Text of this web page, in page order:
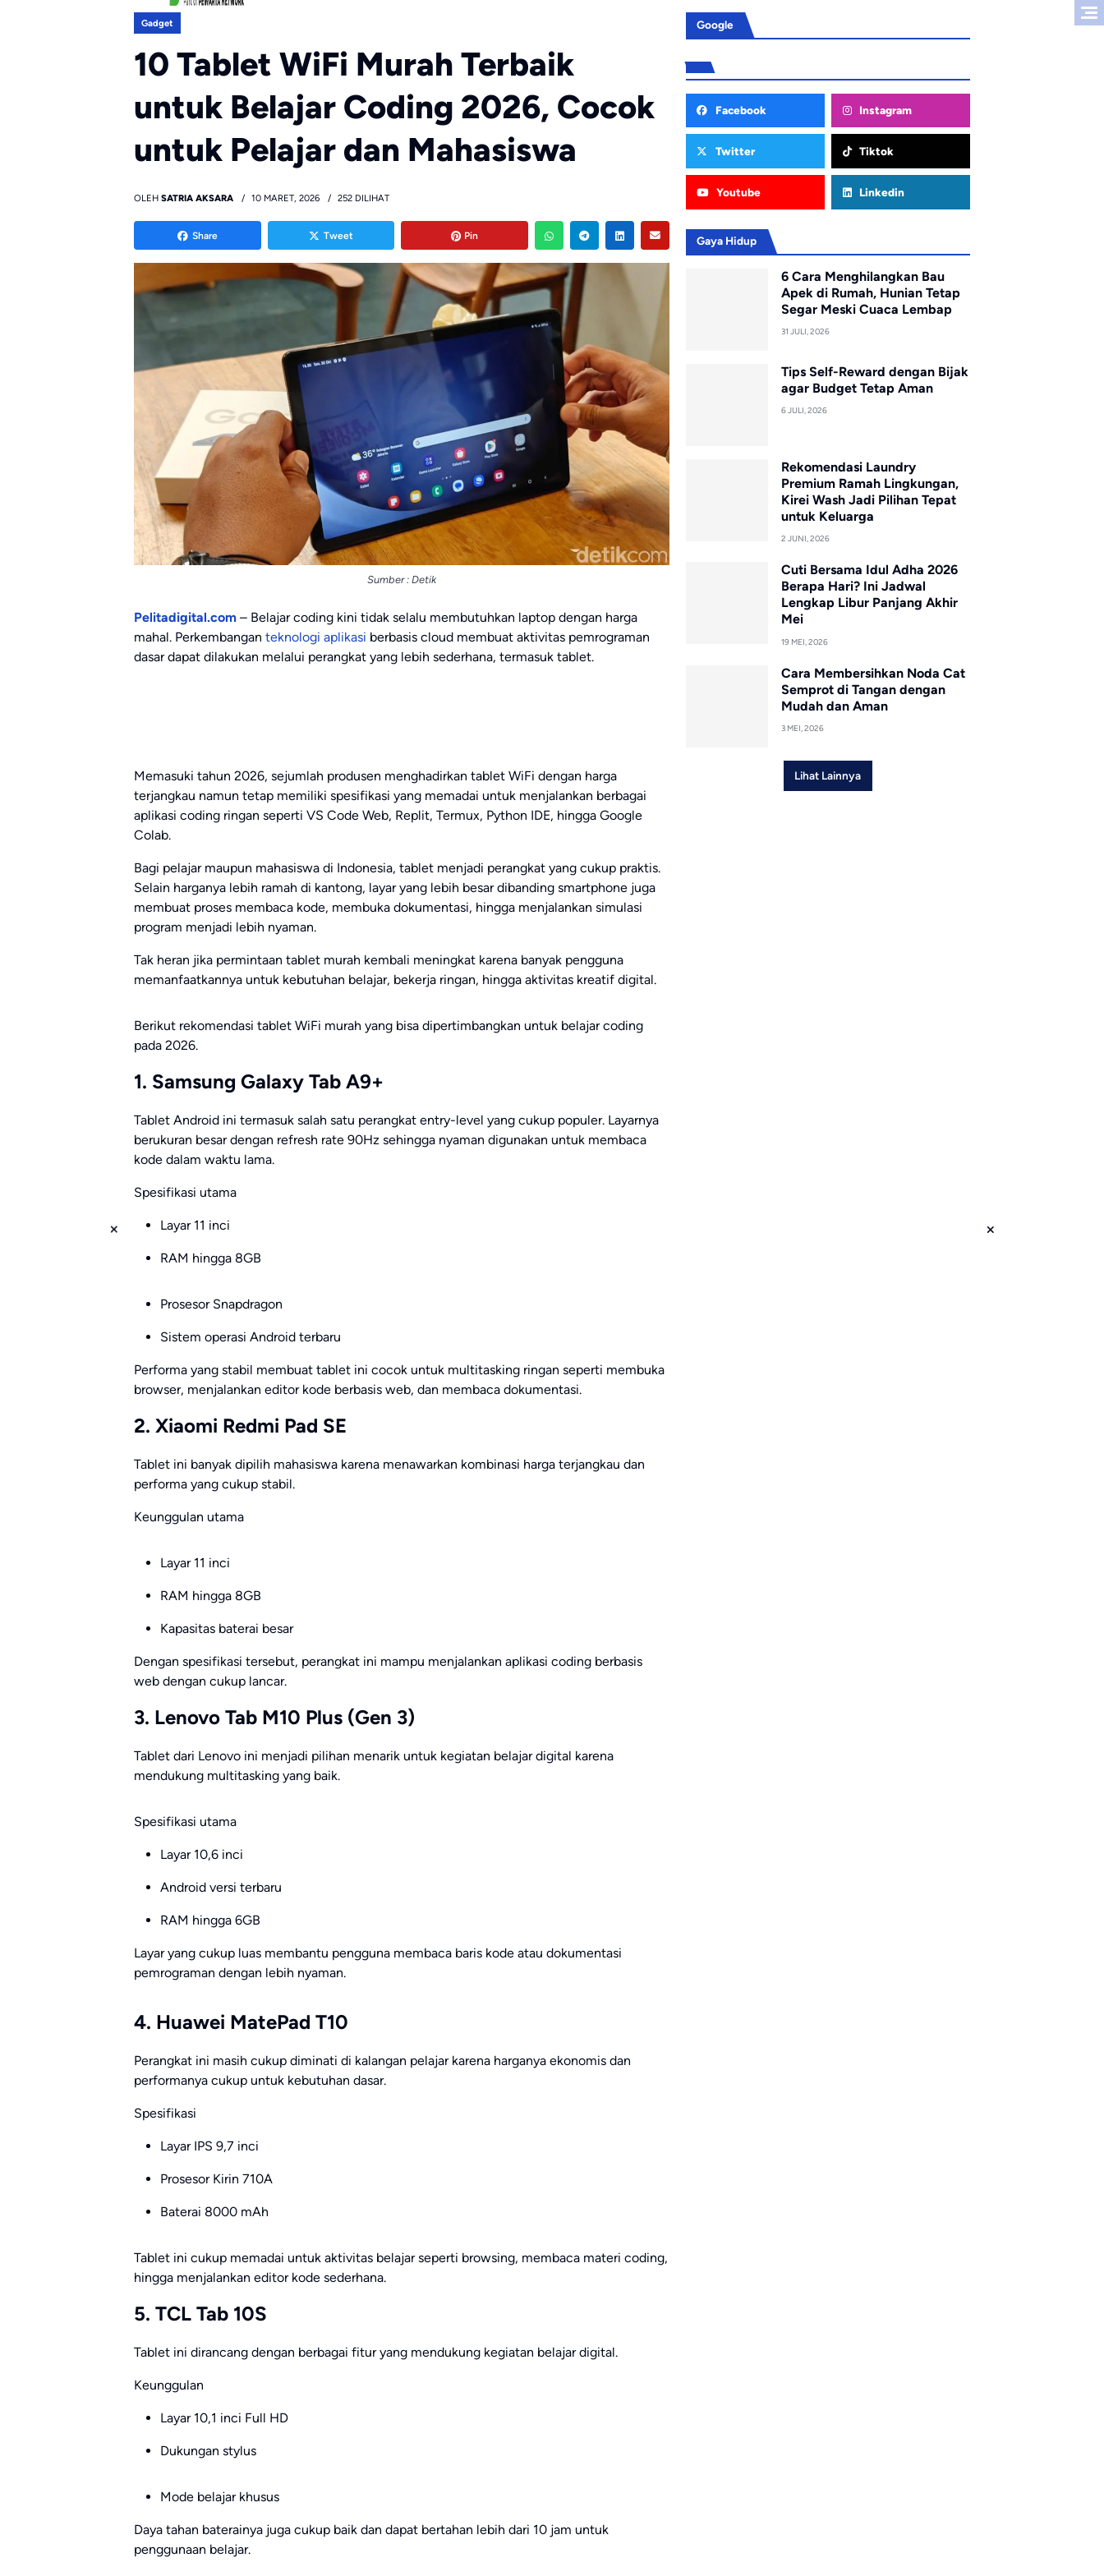
Gadget
10 Tablet WiFi Murah Terbaik
untuk Belajar Coding 2026, Cocok
untuk Pelajar dan Mahasiswa
OLEH SATRIA AKSARA 10 MARET, 2026 252 DILIHAT
Share Tweet Pin
Sumber : Detik
Pelitadigital.com – Belajar coding kini tidak selalu membutuhkan laptop dengan harga
mahal. Perkembangan teknologi aplikasi berbasis cloud membuat aktivitas pemrograman
dasar dapat dilakukan melalui perangkat yang lebih sederhana, termasuk tablet.
Memasuki tahun 2026, sejumlah produsen menghadirkan tablet WiFi dengan harga
terjangkau namun tetap memiliki spesifikasi yang memadai untuk menjalankan berbagai
aplikasi coding ringan seperti VS Code Web, Replit, Termux, Python IDE, hingga Google
Colab.
Bagi pelajar maupun mahasiswa di Indonesia, tablet menjadi perangkat yang cukup praktis.
Selain harganya lebih ramah di kantong, layar yang lebih besar dibanding smartphone juga
membuat proses membaca kode, membuka dokumentasi, hingga menjalankan simulasi
program menjadi lebih nyaman.
Tak heran jika permintaan tablet murah kembali meningkat karena banyak pengguna
memanfaatkannya untuk kebutuhan belajar, bekerja ringan, hingga aktivitas kreatif digital.
Berikut rekomendasi tablet WiFi murah yang bisa dipertimbangkan untuk belajar coding
pada 2026.
1. Samsung Galaxy Tab A9+
Tablet Android ini termasuk salah satu perangkat entry-level yang cukup populer. Layarnya
berukuran besar dengan refresh rate 90Hz sehingga nyaman digunakan untuk membaca
kode dalam waktu lama.
Spesifikasi utama
Layar 11 inci
RAM hingga 8GB
Prosesor Snapdragon
Sistem operasi Android terbaru
Performa yang stabil membuat tablet ini cocok untuk multitasking ringan seperti membuka
browser, menjalankan editor kode berbasis web, dan membaca dokumentasi.
2. Xiaomi Redmi Pad SE
Tablet ini banyak dipilih mahasiswa karena menawarkan kombinasi harga terjangkau dan
performa yang cukup stabil.
Keunggulan utama
Layar 11 inci
RAM hingga 8GB
Kapasitas baterai besar
Dengan spesifikasi tersebut, perangkat ini mampu menjalankan aplikasi coding berbasis
web dengan cukup lancar.
3. Lenovo Tab M10 Plus (Gen 3)
Tablet dari Lenovo ini menjadi pilihan menarik untuk kegiatan belajar digital karena
mendukung multitasking yang baik.
Spesifikasi utama
Layar 10,6 inci
Android versi terbaru
RAM hingga 6GB
Layar yang cukup luas membantu pengguna membaca baris kode atau dokumentasi
pemrograman dengan lebih nyaman.
4. Huawei MatePad T10
Perangkat ini masih cukup diminati di kalangan pelajar karena harganya ekonomis dan
performanya cukup untuk kebutuhan dasar.
Spesifikasi
Layar IPS 9,7 inci
Prosesor Kirin 710A
Baterai 8000 mAh
Tablet ini cukup memadai untuk aktivitas belajar seperti browsing, membaca materi coding,
hingga menjalankan editor kode sederhana.
5. TCL Tab 10S
Tablet ini dirancang dengan berbagai fitur yang mendukung kegiatan belajar digital.
Keunggulan
Layar 10,1 inci Full HD
Dukungan stylus
Mode belajar khusus
Daya tahan baterainya juga cukup baik dan dapat bertahan lebih dari 10 jam untuk
penggunaan belajar.
Google
Facebook Instagram
Twitter Tiktok
Youtube Linkedin
Gaya Hidup
6 Cara Menghilangkan Bau
Apek di Rumah, Hunian Tetap
Segar Meski Cuaca Lembap
31 JULI, 2026
Tips Self-Reward dengan Bijak
agar Budget Tetap Aman
6 JULI, 2026
Rekomendasi Laundry
Premium Ramah Lingkungan,
Kirei Wash Jadi Pilihan Tepat
untuk Keluarga
2 JUNI, 2026
Cuti Bersama Idul Adha 2026
Berapa Hari? Ini Jadwal
Lengkap Libur Panjang Akhir
Mei
19 MEI, 2026
Cara Membersihkan Noda Cat
Semprot di Tangan dengan
Mudah dan Aman
3 MEI, 2026
Lihat Lainnya